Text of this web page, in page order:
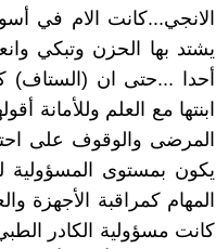
الانجي...كانت الام في
يشتد بها الحزن وتبكي
أحدا ...حتى ان (الستاف)
ابنتها مع العلم وللأمانة
المرضى والوقوف على
المهام كمراقبة الأجهزة
كانت مسؤولية الكادر